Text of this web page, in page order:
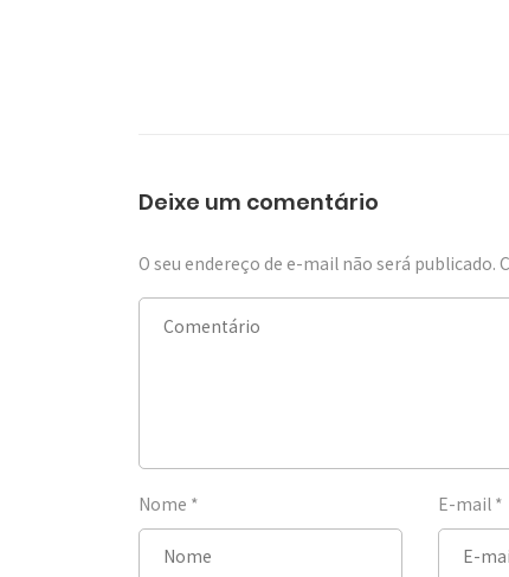
Deixe um comentário
O seu endereço de e-mail não será publicado.
Nome * E-mail *